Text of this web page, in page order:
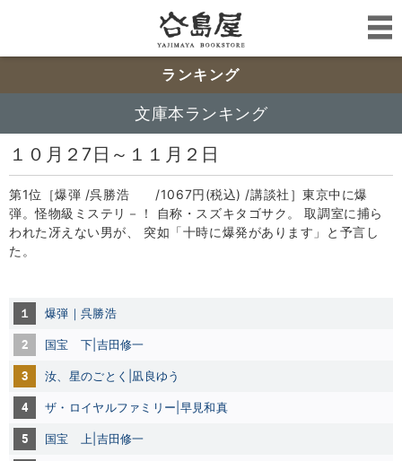
ランキング
文庫本ランキング
１０月２7日～１１月２日
第1位［爆弾 /呉勝浩 /1067円(税込) /講談社］東京中に爆
弾。怪物級ミステリ－！ 自称・スズキタゴサク。 取調室に捕ら
われた冴えない男が、 突如「十時に爆発があります」と予言し
た。
１ 爆弾｜呉勝浩
2 国宝 下 |吉田修一
3 汝、星のごとく|凪良ゆう
4 ザ・ロイヤルファミリー|早見和真
5 国宝 上|吉田修一